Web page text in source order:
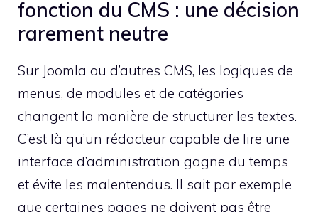
fonction du CMS : une décision
rarement neutre
Sur Joomla ou d’autres CMS, les logiques de
menus, de modules et de catégories
changent la manière de structurer les textes.
C’est là qu’un rédacteur capable de lire une
interface d’administration gagne du temps
et évite les malentendus. Il sait par exemple
que certaines pages ne doivent pas être